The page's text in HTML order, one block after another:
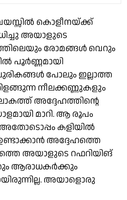
വയസ്സിൽ കൊളീനയ്ക്ക്
അയാളുടെ
രോമങ്ങൾ വെറും
പൂർണ്ണമായി
പോലും ഇല്ലാത്ത
നീലക്കണ്ണുകളും
അദ്ദേഹത്തിന്റെ
മാറി. ആ രൂപം
കളിയിൽ
അദ്ദേഹത്തെ
അയാളുടെ റഫറിയിങ്
ആരാധകർക്കും
അയാളൊരു